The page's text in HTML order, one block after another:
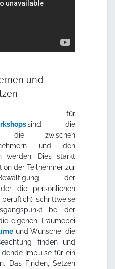
und
für
sind die
die zwischen
und den
werden. Dies stärkt
der Teilnehmer zur
der
die persönlichen
schrittweise
bei der
eigenen Träumebei
und Wünsche, die
finden und
Impulse für ein
Das Finden, Setzen